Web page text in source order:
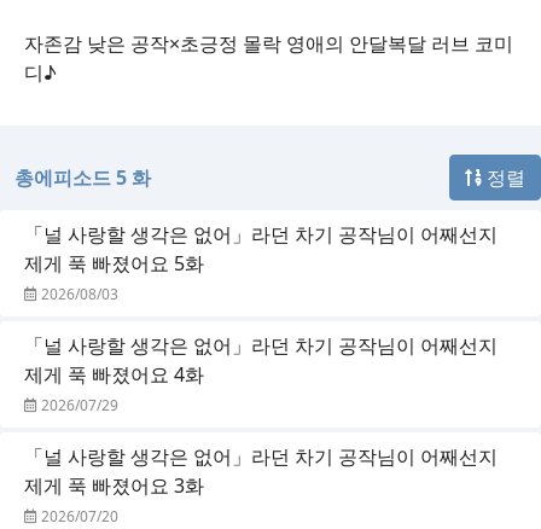
자존감 낮은 공작×초긍정 몰락 영애의 안달복달 러브 코미
디♪
총에피소드 5 화 정렬
「널 사랑할 생각은 없어」라던 차기 공작님이 어째선지
제게 푹 빠졌어요 5화
2026/08/03
「널 사랑할 생각은 없어」라던 차기 공작님이 어째선지
제게 푹 빠졌어요 4화
2026/07/29
「널 사랑할 생각은 없어」라던 차기 공작님이 어째선지
제게 푹 빠졌어요 3화
2026/07/20